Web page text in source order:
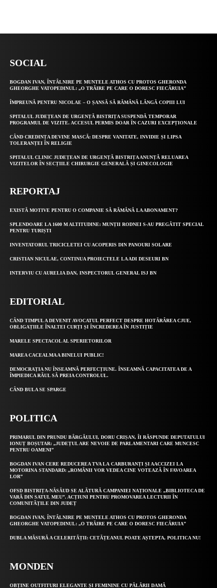
SOCIAL
BOGDAN IVAN, ÎNTÂLNIRE PE MUNTELE ATHOS CU PROTOS GHERONDA
GHEORGHE VATOPEDINUL: „O TRĂIRE PE CARE O DORESC FIECĂRUIA”
ÎMPREUNĂ PENTRU NICOLAE – O ȘANSĂ SĂ RĂMÂNĂ LÂNGĂ COPIII LUI
SPITALUL JUDEȚEAN DE URGENȚĂ BISTRIȚA SUSPENDĂ TEMPORAR
PROGRAMUL DE VIZITE. ACCESUL PERMIS DOAR ÎN CAZURI EXCEPȚIONALE
CÂND CREDINȚA DEVINE MASCĂ: DESPRE VANITATE, INVIDIE ȘI LIPSA
TOLERANȚEI ÎN RELIGIE
SPITALUL CLINIC JUDEȚEAN DE URGENȚĂ BISTRIȚA ANUNȚĂ RELUAREA
VIZITELOR ÎN SECȚIILE CHIRURGIE GENERALĂ ȘI GINECOLOGIE
REPORTAJ
EXISTĂ MOTIVE PENTRU O COMPANIE SĂ RĂMÂNĂ LA ABONAMENT?
SPLENDOARE LA 1600 M ALTITUDINE: MUNȚII RODNEI S-AU PREGĂTIT SPECIAL
PENTRU TURIȘTI
INVENTATORUL TRICICLETEI CU ACOPERIS DIN PANOURI SOLARE
CRISTIAN NICULAE, CONTINUA PROIECTELE LA ADI DESEURI BN
INTERVIU CU AURELIA DAN, INSPECTORUL GENERAL ISJ BN
EDITORIAL
CÂND TIMPUL A DEVENIT AVOCATUL PERFECT DESPRE HOTĂRÂREA CJUE,
OBLIGAȚIILE ÎNALTEI CURȚI ȘI ÎNCREDEREA ÎN JUSTIȚIE
MARELE SPECTACOL AL SPERIETORILOR
MAREA CACEALMA A BINELUI PUBLIC!
DEMOCRAȚIA NU ÎNSEAMNĂ PERFECȚIUNE. ÎNSEAMNĂ CAPACITATEA DE A
ÎMPIEDICA RĂUL SĂ PREIA CONTROLUL.
CÂND BULA SE SPARGE
POLITICA
PRIMARUL DIN PRUNDU BÂRGĂULUI, DORU CRIȘAN, ÎI RĂSPUNDE DEPUTATULUI
IONUȚ BOȘUTAR: „JUDEȚUL ARE NEVOIE DE PARLAMENTARI CARE MUNCESC
PENTRU OAMENI”
BOGDAN IVAN CERE REDUCEREA TVA LA CARBURANȚI ȘI AACCIZEI LA
MOTORINA STANDARD: „ROMÂNII VOR VEDEA CINE VOTEAZĂ ÎN FAVOAREA
LOR”
OFSD BISTRIȚA-NĂSĂUD SE ALĂTURĂ CAMPANIEI NAȚIONALE „BIBLIOTECA DE
VARĂ DIN SATUL MEU”. ACȚIUNI PENTRU PROMOVAREA LECTURII ÎN
COMUNITĂȚILE DIN JUDEȚ
BOGDAN IVAN, ÎNTÂLNIRE PE MUNTELE ATHOS CU PROTOS GHERONDA
GHEORGHE VATOPEDINUL: „O TRĂIRE PE CARE O DORESC FIECĂRUIA”
DUBLA MĂSURĂ A CELERITĂȚII: CETĂȚEANUL POATE AȘTEPTA, POLITICA NU!
MONDEN
OBȚINE OUTFITURI ELEGANTE ȘI FEMININE CU PĂLĂRII DAMĂ